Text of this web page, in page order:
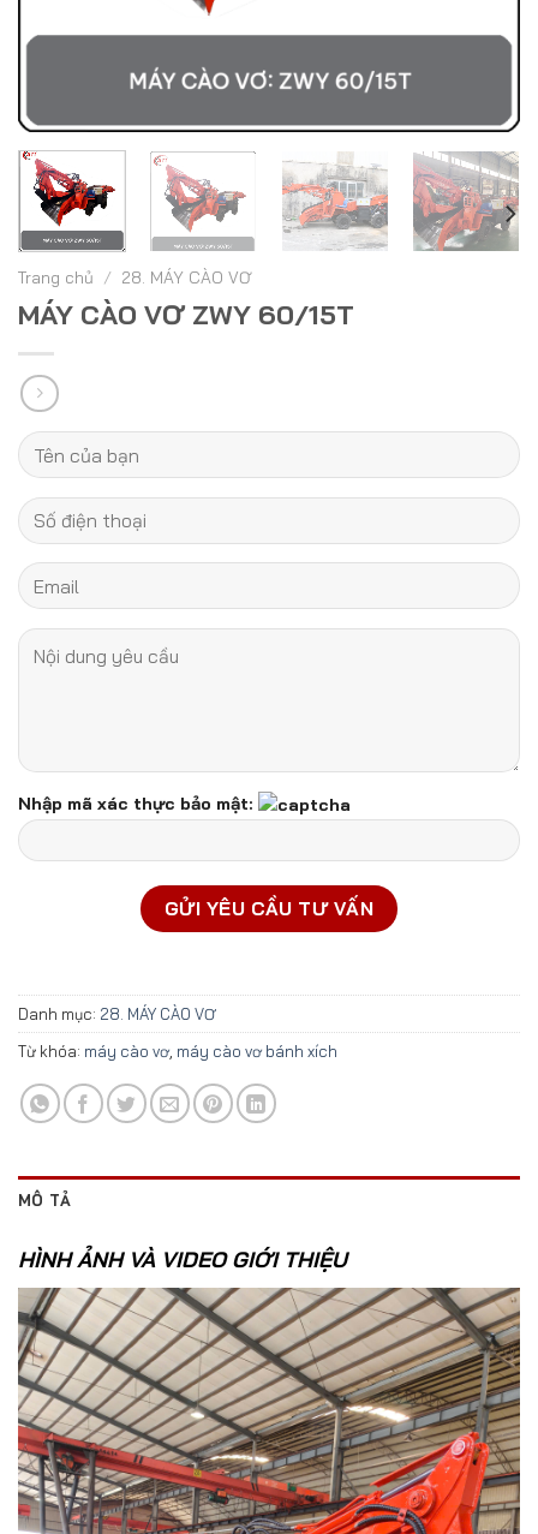
Trang chủ / 28. MÁY CÀO VƠ
MÁY CÀO VƠ ZWY 60/15T
Nhập mã xác thực bảo mật:
Danh mục: 28. MÁY CÀO VƠ
Từ khóa: máy cào vơ, máy cào vơ bánh xích
MÔ TẢ
HÌNH ẢNH VÀ VIDEO GIỚI THIỆU